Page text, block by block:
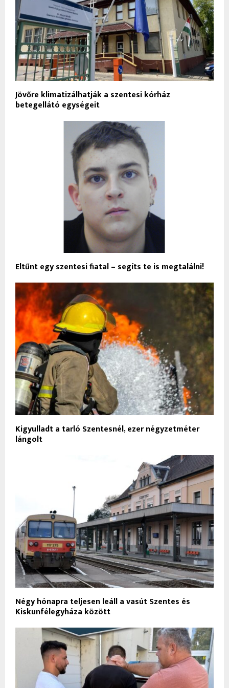
Jövőre klimatizálhatják a szentesi kórház
betegellátó egységeit
Eltűnt egy szentesi fiatal – segíts te is megtalálni!
Kigyulladt a tarló Szentesnél, ezer négyzetméter
lángolt
Négy hónapra teljesen leáll a vasút Szentes és
Kiskunfélegyháza között